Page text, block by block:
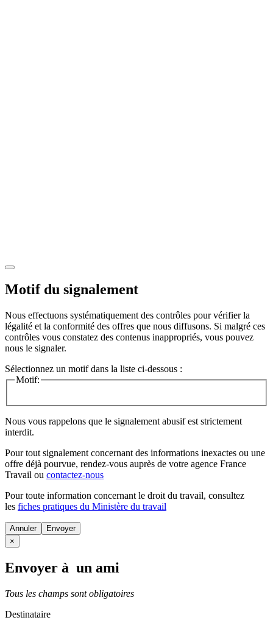
Motif du signalement
Nous effectuons systématiquement des contrôles pour vérifier la
légalité et la conformité des offres que nous diffusons. Si malgré ces
contrôles vous constatez des contenus inappropriés, vous pouvez
nous le signaler.
Sélectionnez un motif dans la liste ci-dessous :
Motif:
Nous vous rappelons que le signalement abusif est strictement
interdit.
Pour tout signalement concernant des informations inexactes ou une
offre déjà pourvue, rendez-vous auprès de votre agence France
Travail ou contactez-nous
Pour toute information concernant le droit du travail, consultez
les fiches pratiques du Ministère du travail
Annuler
×
Envoyer à un ami
Tous les champs sont obligatoires
Destinataire